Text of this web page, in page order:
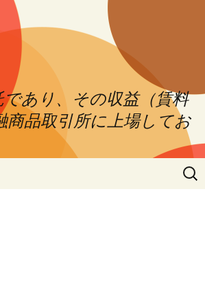
あり、その収益（賃料
品取引所に上場してお
Search
for: